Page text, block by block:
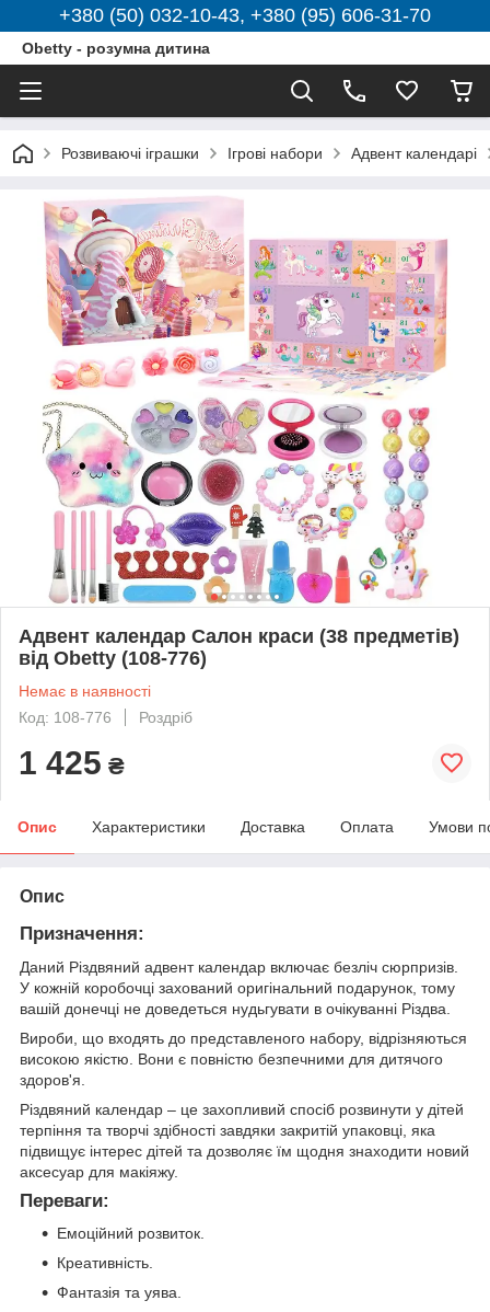
+380 (50) 032-10-43, +380 (95) 606-31-70
Obetty - розумна дитина
Розвиваючі іграшки Ігрові набори Адвент календарі
Адвент календар Салон краси (38 предметів)
від Obetty (108-776)
Немає в наявності
Код: 108-776
Роздріб
1 425 ₴
Опис Характеристики Доставка Оплата Умови
Опис
Призначення:
Даний Різдвяний адвент календар включає безліч сюрпризів.
У кожній коробочці захований оригінальний подарунок, тому
вашій донечці не доведеться нудьгувати в очікуванні Різдва.
Вироби, що входять до представленого набору, відрізняються
високою якістю. Вони є повністю безпечними для дитячого
здоров'я.
Різдвяний календар – це захопливий спосіб розвинути у дітей
терпіння та творчі здібності завдяки закритій упаковці, яка
підвищує інтерес дітей та дозволяє їм щодня знаходити новий
аксесуар для макіяжу.
Переваги:
Емоційний розвиток.
Креативність.
Фантазія та уява.